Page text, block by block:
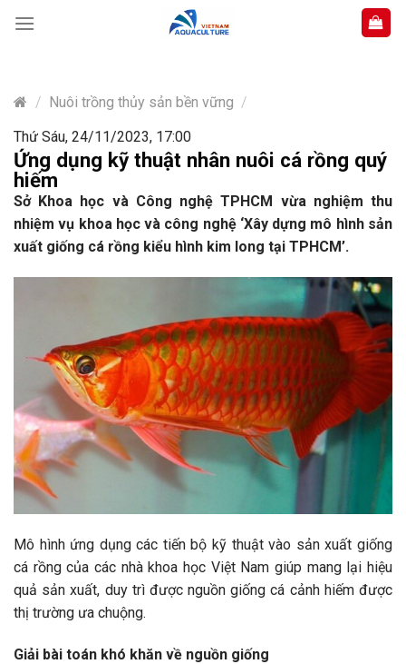
content
/ Nuôi trồng thủy sản bền vững /
Thứ Sáu, 24/11/2023, 17:00
Ứng dụng kỹ thuật nhân nuôi cá rồng quý
hiếm
Sở Khoa học và Công nghệ TPHCM vừa nghiệm thu
nhiệm vụ khoa học và công nghệ ‘Xây dựng mô hình sản
xuất giống cá rồng kiểu hình kim long tại TPHCM’.
Mô hình ứng dụng các tiến bộ kỹ thuật vào sản xuất giống
cá rồng của các nhà khoa học Việt Nam giúp mang lại hiệu
quả sản xuất, duy trì được nguồn giống cá cảnh hiếm được
thị trường ưa chuộng.
Giải bài toán khó khăn về nguồn giống